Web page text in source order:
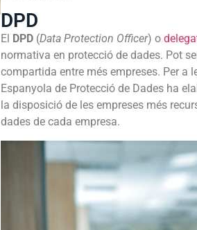
DPD
El DPD (Data Protection Officer) o
normativa en protecció de dades. Pot
compartida entre més empreses. Per a
Espanyola de Protecció de Dades ha
la disposició de les empreses més
dades de cada empresa.